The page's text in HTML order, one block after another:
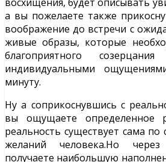
а вы пожелаете также
воображение до встречи с
живые образы, которые
благоприятного
индивидуальными
минуту.
Ну а соприкоснувшись с
вы ощущаете определенное
реальность существует сама по
желаний человека.Но
получаете наибольшую